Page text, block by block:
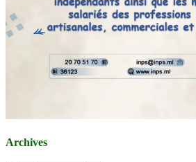
Archives